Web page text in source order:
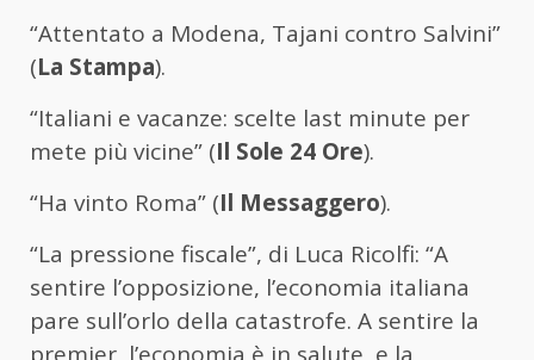
“Attentato a Modena, Tajani contro Salvini”
(La Stampa).
“Italiani e vacanze: scelte last minute per
mete più vicine” (Il Sole 24 Ore).
“Ha vinto Roma” (Il Messaggero).
“La pressione fiscale”, di Luca Ricolfi: “A
sentire l’opposizione, l’economia italiana
pare sull’orlo della catastrofe. A sentire la